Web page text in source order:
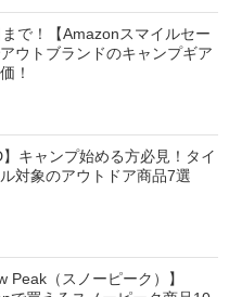
で！【Amazonスマイルセー
ウトブランドのキャンプギア
！
】キャンプ始める方必見！タイ
対象のアウトドア商品7選
Peak（スノーピーク）】